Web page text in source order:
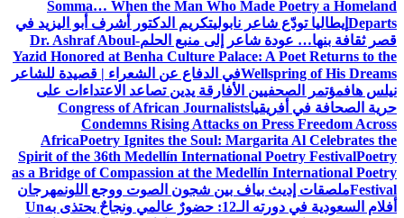
Somma… When the Man Who Made Poetry a Homeland
Departs إيطاليا تودّع شاعر نابوليتكريم الدكتور أشرف أبو اليزيد في
قصر ثقافة بنها… عودة شاعر إلى منبع الحلمDr. Ashraf Aboul-
Yazid Honored at Benha Culture Palace: A Poet Returns to the
Wellspring of His Dreamsفي الدفاع عن الشعراء | قصيدة للشاعر
نيلس هافمؤتمر الصحفيين الأفارقة يدين تصاعد الاعتداءات على
حرية الصحافة في أفريقياCongress of African Journalists
Condemns Rising Attacks on Press Freedom Across
AfricaPoetry Ignites the Soul: Margarita Al Celebrates the
Spirit of the 36th Medellín International Poetry FestivalPoetry
as a Bridge of Compassion at the Medellín International Poetry
Festivalملصقات إديث بياف بين شجون الصوت ووجع اللونمهرجان
أفلام السعودية في دورته الـ12: حضورٌ عالمي ونجاحٌ يحتذى به
Un